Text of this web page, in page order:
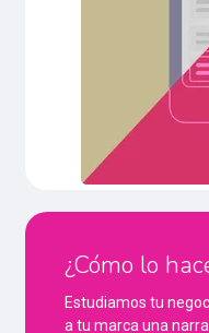
¿Cómo lo
Estudiamos tu
a tu marca una